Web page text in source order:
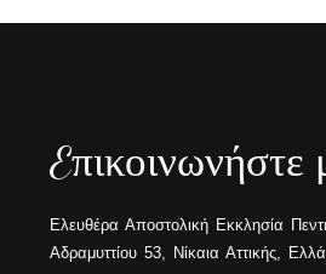
Eπικοινωνήστε
Ελευθέρα Αποστολική Εκκλησία
Αδραμυττίου 53, Νίκαια Αττικής,